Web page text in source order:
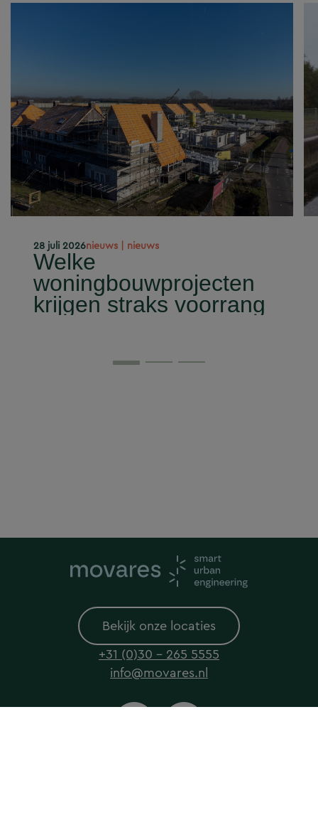
28 juli 2026nieuws | nieuws
Welke
woningbouwprojecten
krijgen straks voorrang
Bekijk onze locaties
+31 (0)30 - 265 5555
info@movares.nl